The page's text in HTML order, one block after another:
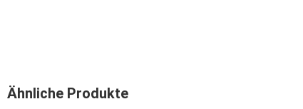
Ähnliche Produkte